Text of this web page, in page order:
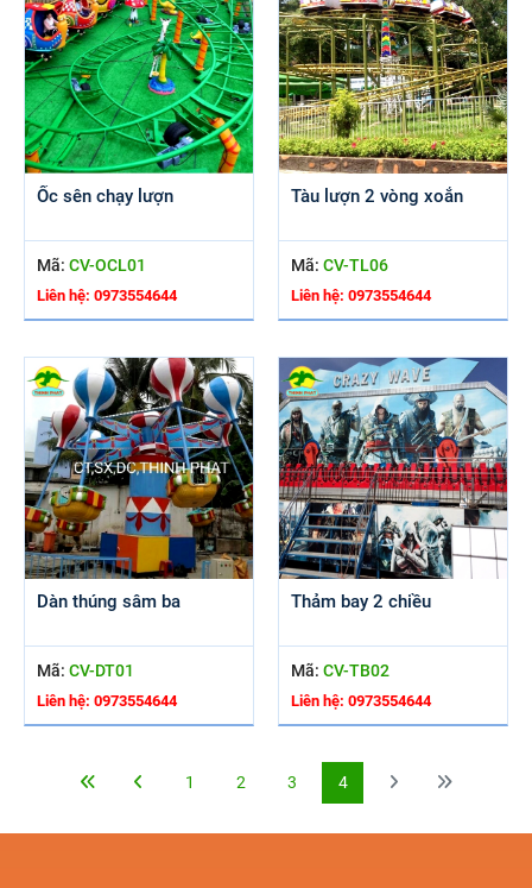
Ốc sên chạy lượn
Mã: CV-OCL01
Liên hệ: 0973554644
Tàu lượn 2 vòng xoắn
Mã: CV-TL06
Liên hệ: 0973554644
Dàn thúng sâm ba
Mã: CV-DT01
Liên hệ: 0973554644
Thảm bay 2 chiều
Mã: CV-TB02
Liên hệ: 0973554644
1 2 3 4